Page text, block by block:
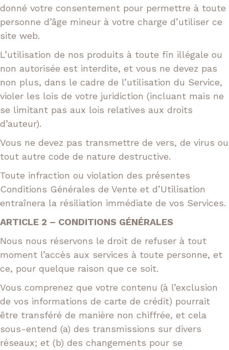
donné votre consentement pour permettre à toute
personne d’âge mineur à votre charge d’utiliser ce
site web.
L’utilisation de nos produits à toute fin illégale ou
non autorisée est interdite, et vous ne devez pas
non plus, dans le cadre de l’utilisation du Service,
violer les lois de votre juridiction (incluant mais ne
se limitant pas aux lois relatives aux droits
d’auteur).
Vous ne devez pas transmettre de vers, de virus ou
tout autre code de nature destructive.
Toute infraction ou violation des présentes
Conditions Générales de Vente et d’Utilisation
entraînera la résiliation immédiate de vos Services.
ARTICLE 2 – CONDITIONS GÉNÉRALES
Nous nous réservons le droit de refuser à tout
moment l’accès aux services à toute personne, et
ce, pour quelque raison que ce soit.
Vous comprenez que votre contenu (à l’exclusion
de vos informations de carte de crédit) pourrait
être transféré de manière non chiffrée, et cela
sous-entend (a) des transmissions sur divers
réseaux; et (b) des changements pour se